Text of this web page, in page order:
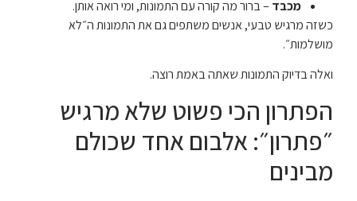
מכבד – ברור מה קורה עם התמונות, ומי רואה אותן.
כשזה מרגיש טבעי, אנשים משתפים גם את התמונות ה״לא
מושלמות״.
ואלה בדיוק התמונות שאתה באמת רוצה.
הפתרון הכי פשוט שלא מרגיש
״פתרון״: אלבום אחד שכולם
מבינים